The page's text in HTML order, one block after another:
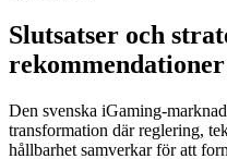
Slutsatser och
Den svenska iGaming-
transformation där reglering,
hållbarhet samverkar för att